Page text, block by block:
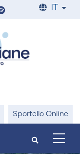
List
Sportello Online